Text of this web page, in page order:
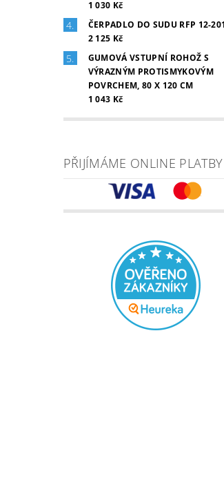
1 030 Kč
ČERPADLO DO SUDU RFP 12-
2 125 Kč
GUMOVÁ VSTUPNÍ ROHOŽ S
VÝRAZNÝM PROTISMYKOVÝM
POVRCHEM, 80 X 120 CM
1 043 Kč
PŘIJÍMÁME ONLINE PLATBY